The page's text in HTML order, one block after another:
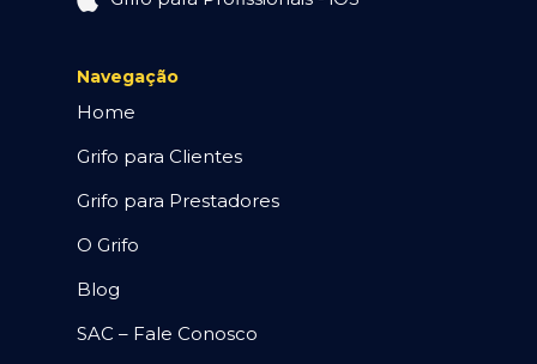
Navegação
Home
Grifo para Clientes
Grifo para Prestadores
O Grifo
Blog
SAC – Fale Conosco